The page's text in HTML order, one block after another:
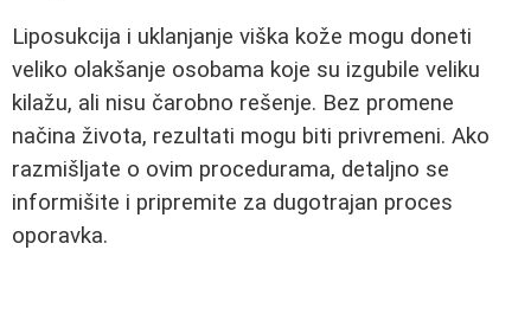
Liposukcija i uklanjanje viška kože mogu doneti
veliko olakšanje osobama koje su izgubile veliku
kilažu, ali nisu čarobno rešenje. Bez promene
načina života, rezultati mogu biti privremeni. Ako
razmišljate o ovim procedurama, detaljno se
informišite i pripremite za dugotrajan proces
oporavka.